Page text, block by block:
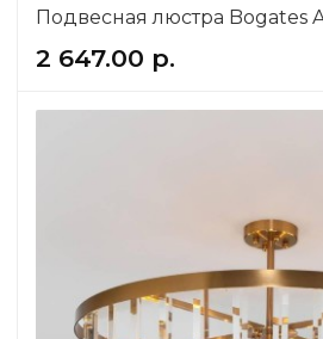
Подвесная люстра Bogates
2 647.00 р.